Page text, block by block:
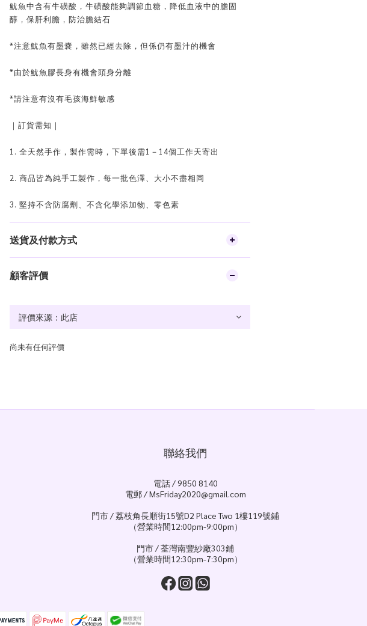
魷魚中含有牛磺酸，牛磺酸能夠調節血糖，降低血液中的膽固
醇，保肝利膽，防治膽結石
*注意魷魚有墨嚢，雖然已經去除，但係仍有墨汁的機會
*由於魷魚膠長身有機會頭身分離
*請注意有沒有毛孩海鮮敏感
｜訂貨需知｜
1. 全天然手作，製作需時，下單後需1－14個工作天寄出
2. 商品皆為純手工製作，每一批色澤、大小不盡相同
3. 堅持不含防腐劑、不含化學添加物、零色素
送貨及付款方式
顧客評價
尚未有任何評價
聯絡我們
電話 / 9850 8140
電郵 / MsFriday2020@gmail.com
門市 / 荔枝角長順街15號D2 Place Two 1樓119號鋪
（營業時間12:00pm-9:00pm）
門市 / 荃灣南豐紗廠303鋪
（營業時間12:30pm-7:30pm）